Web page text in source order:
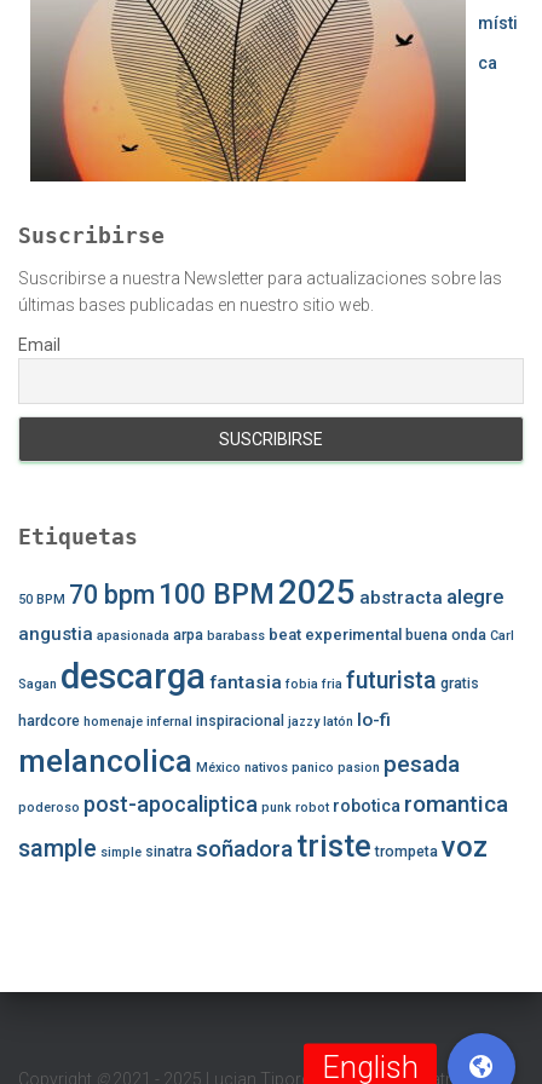
místi
ca
Suscribirse
Suscribirse a nuestra Newsletter para actualizaciones sobre las
últimas bases publicadas en nuestro sitio web.
Email
Etiquetas
50 BPM 70 bpm 100 BPM 2025 abstracta alegre
angustia apasionada arpa barabass beat experimental buena onda Carl
Sagan descarga fantasia fobia fria futurista gratis
hardcore homenaje infernal inspiracional jazzy latón lo-fi
melancolica México nativos panico pasion pesada
poderoso post-apocaliptica punk robot robotica romantica
sample simple sinatra soñadoratriste trompeta voz
Copyright ©2021 - 2025 Lucian Tipordei (Barabass Beatmaker/